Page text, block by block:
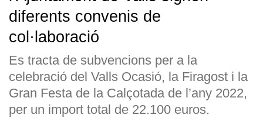
diferents convenis de
col·laboració
Es tracta de subvencions per a la
celebració del Valls Ocasió, la Firagost i la
Gran Festa de la Calçotada de l’any 2022,
per un import total de 22.100 euros.